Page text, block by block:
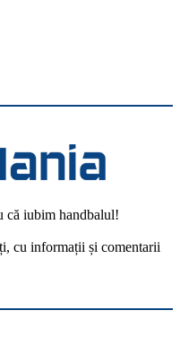
că iubim handbalul!
cu informații și comentarii